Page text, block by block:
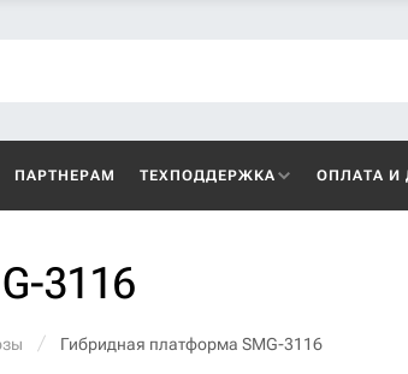
ПАРТНЕРАМ ТЕХПОДДЕРЖКА ОПЛАТА И
3116
Гибридная платформа SMG-3116